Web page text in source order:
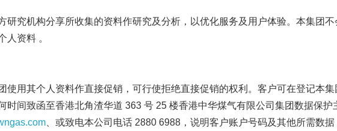
研究机构分享所收集的资料作研究及分析，以优化服务及用户体验。本集团
人资料 。
使用其个人资料作直接促销，可行使拒绝直接促销的权利。客户可在登记本
时间致函至香港北角渣华道 363 号 25 楼香港中华煤气有限公司集团数据保护
、或致电本公司电话 2880 6988，说明客户账户号码及其他所需数